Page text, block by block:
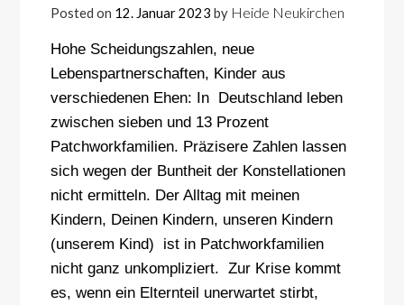
Posted on 12. Januar 2023 by Heide Neukirchen
Hohe Scheidungszahlen, neue
Lebenspartnerschaften, Kinder aus
verschiedenen Ehen: In Deutschland leben
zwischen sieben und 13 Prozent
Patchworkfamilien. Präzisere Zahlen lassen
sich wegen der Buntheit der Konstellationen
nicht ermitteln. Der Alltag mit meinen
Kindern, Deinen Kindern, unseren Kindern
(unserem Kind) ist in Patchworkfamilien
nicht ganz unkompliziert. Zur Krise kommt
es, wenn ein Elternteil unerwartet stirbt,